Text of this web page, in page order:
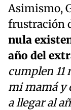
Asimismo,
frustración
nula
año del
cumplen 11
mi mamá y
a llegar al